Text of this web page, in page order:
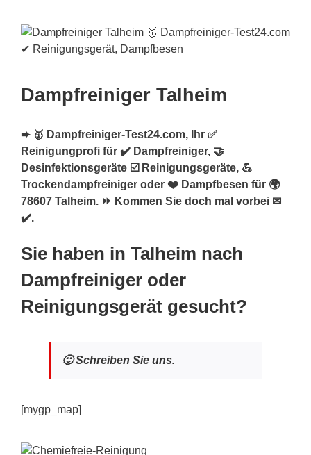
Dampfreiniger Talheim
➨ 🥇 Dampfreiniger-Test24.com, Ihr ✅
Reinigungprofi für ✔️ Dampfreiniger, 🤝
Desinfektionsgeräte ☑️ Reinigungsgeräte, 💪
Trockendampfreiniger oder ❤️ Dampfbesen für 🌍
78607 Talheim. ⏩ Kommen Sie doch mal vorbei ✉
✔️.
Sie haben in Talheim nach
Dampfreiniger oder
Reinigungsgerät gesucht?
🙂 Schreiben Sie uns.
[mygp_map]